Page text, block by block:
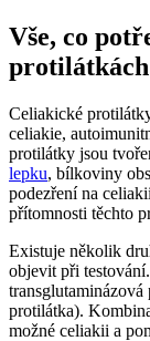
Vše, co
protilátkách
Celiakické
celiakie,
protilátky jsou
lepku,​ bílkoviny
podezření na
přítomnosti těchto
Existuje několik
‍objevit při
protilátka).
možné ‍celiakii a